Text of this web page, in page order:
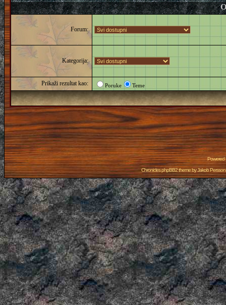
Forum:
Kategorija:
Prikaži rezultat kao: Poruke Teme
Powered
Chronicles phpBB2 theme byJakob Persson